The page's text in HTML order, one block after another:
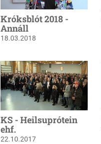
Króksblót 2018 -
Annáll
18.03.2018
KS - Heilsuprótein
ehf.
22.10.2017